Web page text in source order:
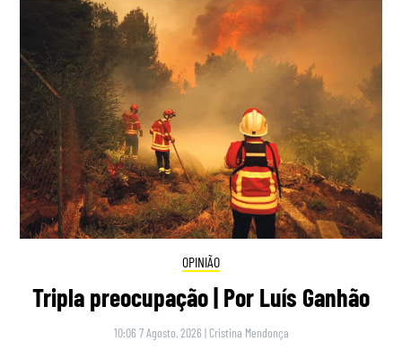
OPINIÃO
Tripla preocupação | Por Luís Ganhão
10:06 7 Agosto, 2026 | Cristina Mendonça